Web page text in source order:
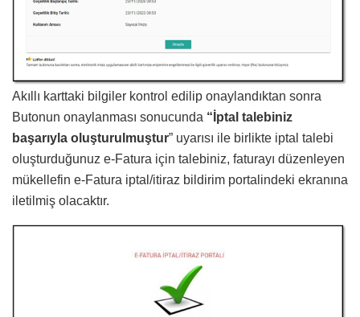
Akıllı karttaki bilgiler kontrol edilip onaylandıktan sonra
Butonun onaylanması sonucunda “İptal talebiniz
başarıyla oluşturulmuştur” uyarısı ile birlikte iptal talebi
oluşturduğunuz e-Fatura için talebiniz, faturayı düzenleyen
mükellefin e-Fatura iptal/itiraz bildirim portalindeki ekranına
iletilmiş olacaktır.